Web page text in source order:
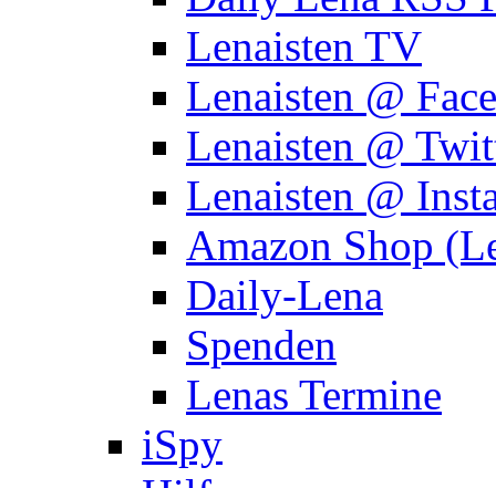
Lenaisten TV
Lenaisten @
Lenaisten @
Lenaisten @
Amazon Shop
Daily-Lena
Spenden
Lenas Termine
iSpy